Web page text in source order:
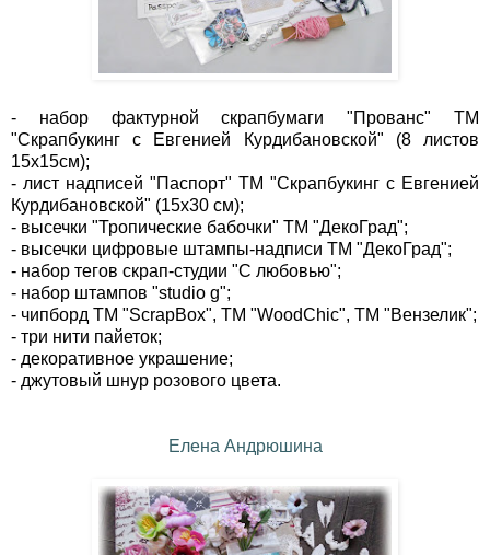
- набор фактурной скрапбумаги "Прованс" ТМ
"Скрапбукинг с Евгенией Курдибановской" (8 листов
15х15см);
- лист надписей "Паспорт" ТМ "Скрапбукинг с Евгенией
Курдибановской" (15х30 см);
- высечки "Тропические бабочки" ТМ "ДекоГрад";
- высечки цифровые штампы-надписи ТМ "ДекоГрад";
- набор тегов скрап-студии "С любовью";
- набор штампов "studio g";
- чипборд ТМ "ScrapBox", ТМ "WoodChic", ТМ "Вензелик";
- три нити пайеток;
- декоративное украшение;
- джутовый шнур розового цвета.
Елена Андрюшина